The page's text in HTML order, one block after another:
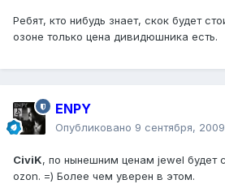
Ребят, кто нибудь знает, скок будет
озоне только цена дивидюшника есть.
ENPY
Опубликовано 9 сентября, 2009
CiviK, по нынешним ценам jewel будет
ozon. =) Более чем уверен в этом.